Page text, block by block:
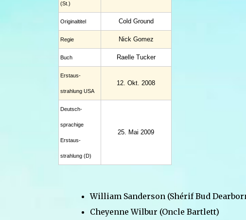
(St.)
Original­titel Cold Ground
Regie Nick Gomez
Buch Raelle Tucker
Erstaus­
strahlung USA
12. Okt. 2008
Deutsch­
sprachige
Erstaus­
strahlung (D)
25. Mai 2009
William Sanderson (Shérif Bud
Cheyenne Wilbur (Oncle Bartlett)